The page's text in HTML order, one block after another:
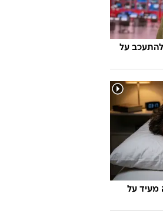
להתעכב על
מעיד על